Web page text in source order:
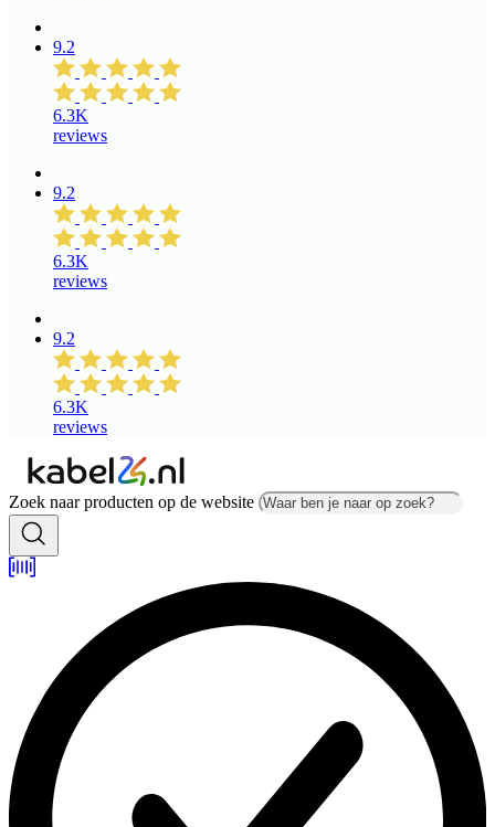
9.2
6.3K
reviews
9.2
6.3K
reviews
9.2
6.3K
reviews
Zoek naar producten op de website